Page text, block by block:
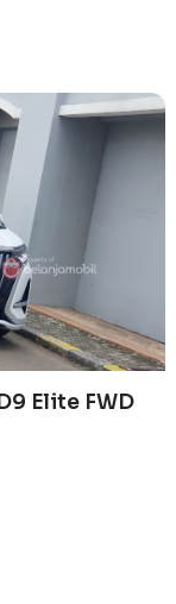
Elite FWD